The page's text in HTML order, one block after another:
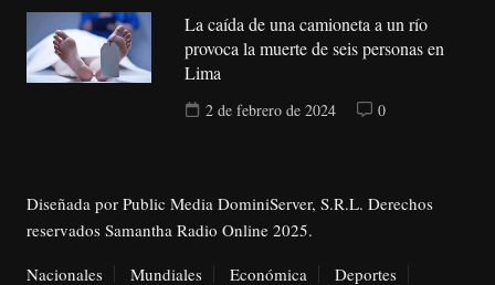
La caída de una camioneta a un río
provoca la muerte de seis personas en
Lima
2 de febrero de 2024 0
Diseñada por Public Media DominiServer, S.R.L. Derechos
reservados Samantha Radio Online 2025.
Nacionales
Mundiales Económica Deportes